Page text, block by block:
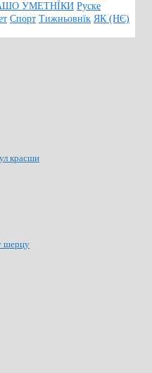
УМЕТНЇКИ Руске
Спорт Тижньовнїк ЯК (НЄ)
красши
шерцу